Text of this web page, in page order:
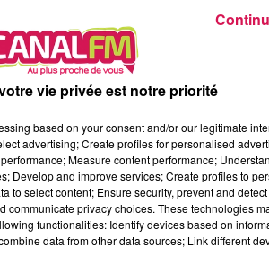
vie privée est notre priorité
based on your consent and/or our legitimate
advertising; Create profiles for personalised
Measure content performance;
Develop and improve services; Create profiles to
to select content; Ensure security, prevent and
communicate privacy choices. These technologies
functionalities: Identify devices based on
data from other data sources; Link different